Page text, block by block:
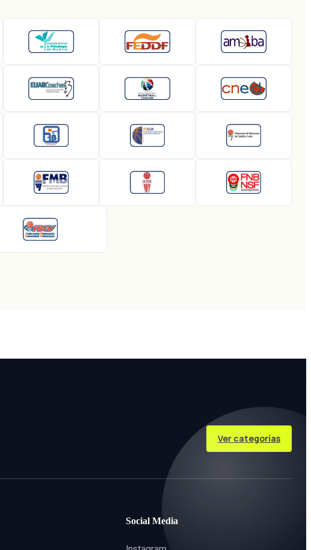
Ver categorías
Social Media